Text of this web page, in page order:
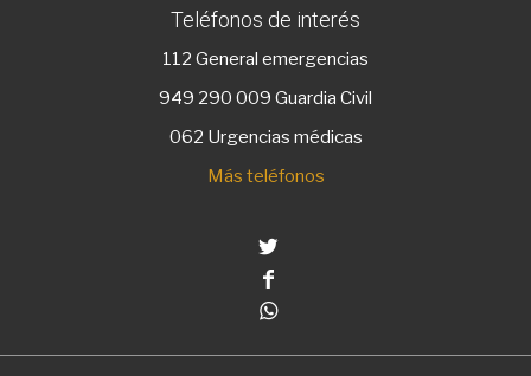
Teléfonos de interés
112 General emergencias
949 290 009 Guardia Civil
062 Urgencias médicas
Más teléfonos